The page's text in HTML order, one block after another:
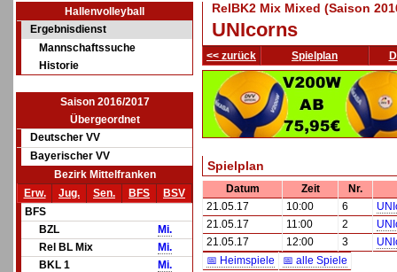
Hallenvolleyball
Ergebnisdienst
Mannschaftssuche
Historie
Saison 2016/2017
Übergeordnet
Deutscher VV
Bayerischer VV
Bezirk Mittelfranken
Erw.
Jug. Sen. BFS
BSV
BFS
BZL
Mi.
Rel BL Mix
Mi.
BKL 1
Mi.
RelBK2 Mix Mixed (Saison
UNIcorns
<< zurück Spielplan
Spielplan
Datum Zeit
Nr.
21.05.17
10:00 6
21.05.17
11:00 2
21.05.17
12:00 3
📅 Heimspiele
📅 alle Spiele